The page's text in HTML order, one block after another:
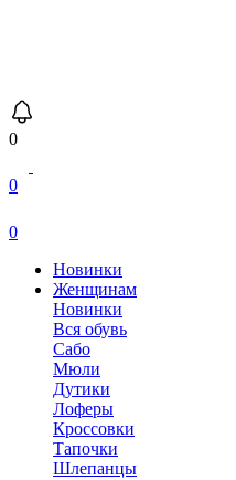
0
0
0
Новинки
Женщинам
Новинки
Вся обувь
Сабо
Мюли
Дутики
Лоферы
Кроссовки
Тапочки
Шлепанцы